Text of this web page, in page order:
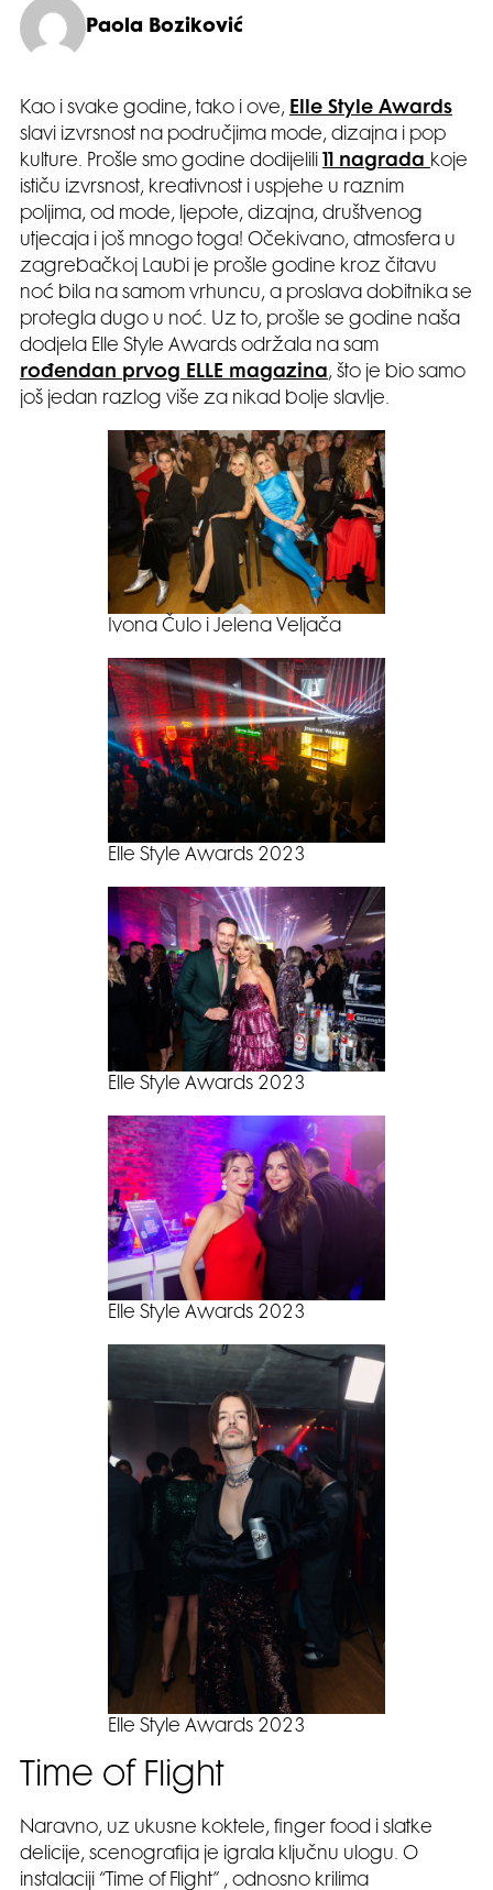
Paola Boziković
Kao i svake godine, tako i ove, Elle Style Awards
slavi izvrsnost na područjima mode, dizajna i pop
kulture. Prošle smo godine dodijelili
11 nagrada koje
ističu izvrsnost, kreativnost i uspjehe u raznim
poljima, od mode, ljepote, dizajna, društvenog
utjecaja i još mnogo toga! Očekivano, atmosfera u
zagrebačkoj Laubi je prošle godine kroz čitavu
noć bila na samom vrhuncu, a proslava dobitnika se
protegla dugo u noć. Uz to, prošle se godine naša
dodjela Elle Style Awards održala na sam
rođendan prvog ELLE magazina, što je bio samo
još jedan razlog više za nikad bolje slavlje.
Ivona Čulo i Jelena Veljača
Elle Style Awards 2023
Elle Style Awards 2023
Elle Style Awards 2023
Elle Style Awards 2023
Time of Flight
Naravno, uz ukusne koktele, finger food i slatke
delicije, scenografija je igrala ključnu ulogu. O
instalaciji “Time of Flight” , odnosno krilima